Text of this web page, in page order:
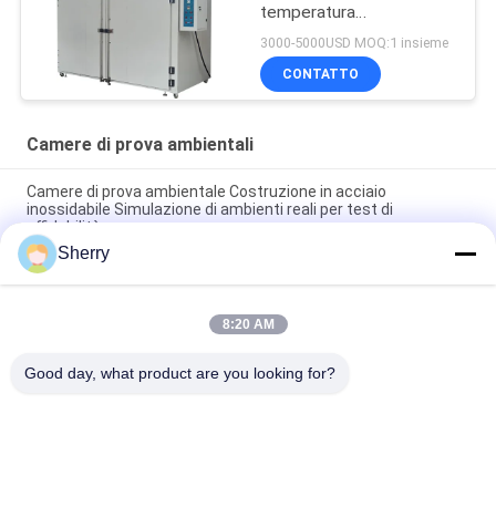
temperatura
asciugantesi del forno di
sec SUS304
3000-5000USD MOQ:1 insieme
CONTATTO
Camere di prova ambientali
Camere di prova ambientale Costruzione in acciaio
inossidabile Simulazione di ambienti reali per test di
affidabilità
Camere di prova controllate dal clima Uniformità della
temperatura ±1°C Disponibile
Camere di prova ambientali Ampia gamma di temperature
Sherry
8:20 AM
Good day, what product are you looking for?